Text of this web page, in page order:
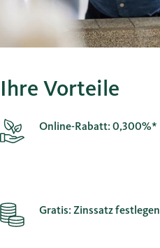
Ihre Vorteile
Online-Rabatt: 0,300%*
Gratis: Zinssatz festlegen